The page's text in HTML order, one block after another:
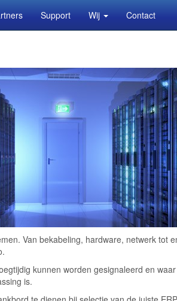
Support Wij Contact
Van bekabeling, hardware, netwerk tot
kunnen worden gesignaleerd en
is.